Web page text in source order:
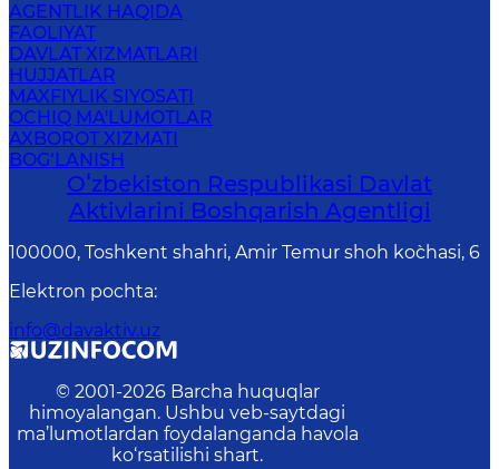
AGENTLIK HAQIDA
FAOLIYAT
DAVLAT XIZMATLARI
HUJJATLAR
MAXFIYLIK SIYOSATI
OCHIQ MA'LUMOTLAR
AXBOROT XIZMATI
BOG‘LANISH
Oʻzbekiston Respublikasi Davlat
Aktivlarini Boshqarish Agentligi
100000, Toshkent shahri, Amir Temur shoh ko`chasi, 6
Elektron pochta:
info@davaktiv.uz
© 2001-2026 Barcha huquqlar
himoyalangan. Ushbu veb-saytdagi
ma’lumotlardan foydalanganda havola
ko‘rsatilishi shart.